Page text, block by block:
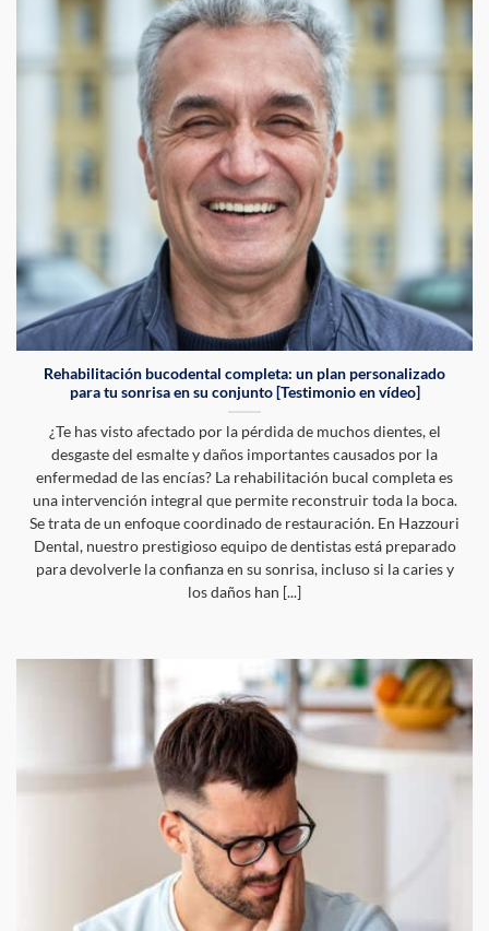
Rehabilitación bucodental completa: un plan personalizado
para tu sonrisa en su conjunto [Testimonio en vídeo]
¿Te has visto afectado por la pérdida de muchos dientes, el
desgaste del esmalte y daños importantes causados por la
enfermedad de las encías? La rehabilitación bucal completa es
una intervención integral que permite reconstruir toda la boca.
Se trata de un enfoque coordinado de restauración. En Hazzouri
Dental, nuestro prestigioso equipo de dentistas está preparado
para devolverle la confianza en su sonrisa, incluso si la caries y
los daños han [...]